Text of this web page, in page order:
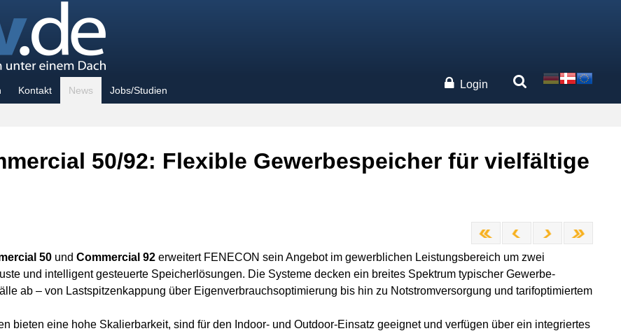
Login
Kontakt News Jobs/Studien
50/92: Flexible Gewerbespeicher für vielfältige
50 undCommercial 92 erweitert FENECON sein Angebot im gewerblichen Leistungsbereich um zwei
und intelligent gesteuerte Speicherlösungen. Die Systeme decken ein breites Spektrum typischer Gewerbe-
ab – von Lastspitzenkappung über Eigenverbrauchsoptimierung bis hin zu Notstromversorgung und tarifoptimiertem
bieten eine hohe Skalierbarkeit, sind für den Indoor- und Outdoor-Einsatz geeignet und verfügen über ein integriertes